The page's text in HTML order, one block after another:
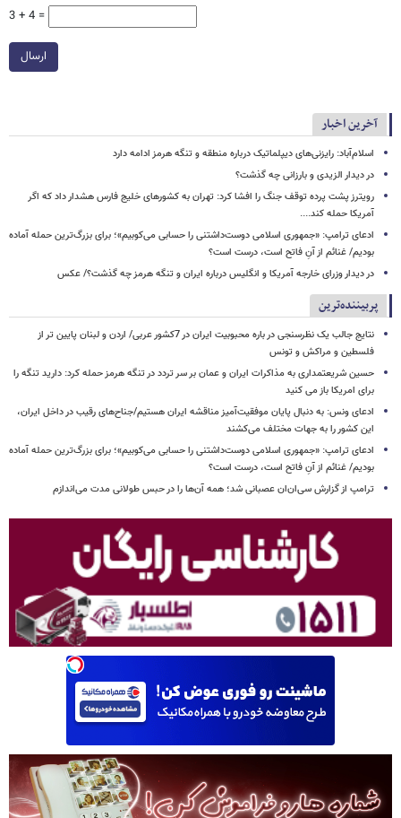
3 + 4 =
ارسال
آخرین اخبار
اسلام‌آباد: رایزنی‌های دیپلماتیک درباره منطقه و تنگه هرمز ادامه دارد
در دیدار الزیدی و بارزانی چه گذشت؟
رویترز پشت پرده توقف جنگ را افشا کرد: تهران به کشورهای خلیج فارس هشدار داد که اگر
آمریکا حمله کند....
ادعای ترامپ: «جمهوری اسلامی دوست‌داشتنی را حسابی می‌کوبیم»؛ برای بزرگ‌ترین حمله آماده
بودیم/ غنائم از آنِ فاتح است، درست است؟
در دیدار وزرای خارجه آمریکا و انگلیس درباره ایران و تنگه هرمز چه گذشت؟/ عکس
پربیننده‌ترین
نتایج جالب یک نظرسنجی در باره محبوبیت ایران در 7کشور عربی/ اردن و لبنان پایین تر از
فلسطین و مراکش و تونس
حسین شریعتمداری به مذاکرات ایران و عمان بر سر تردد در تنگه هرمز حمله کرد: دارید تنگه را
برای امریکا باز می کنید
ادعای ونس: به دنبال پایان موفقیت‌آمیز مناقشه ایران هستیم/جناح‌های رقیب در داخل ایران،
این کشور را به جهات مختلف می‌کشند
ادعای ترامپ: «جمهوری اسلامی دوست‌داشتنی را حسابی می‌کوبیم»؛ برای بزرگ‌ترین حمله آماده
بودیم/ غنائم از آنِ فاتح است، درست است؟
ترامپ از گزارش سی‌ان‌ان عصبانی شد؛ همه آن‌ها را در حبس طولانی مدت می‌اندازم